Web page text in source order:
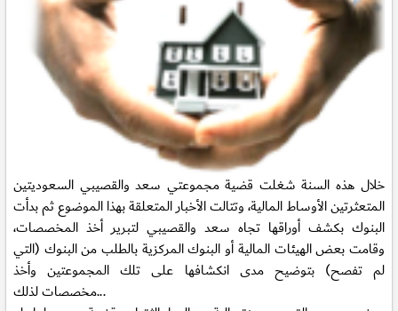
خلال هذه السنة شغلت قضية مجموعتي سعد والقصيبي السعوديتين
المتعثرتين الأوساط المالية، وتتالت الأخبار المتعلقة بهذا الموضوع ثم بدأت
البنوك بكشف أوراقها تجاه سعد والقصيبي لتبرير أخذ المخصصات،
وقامت بعض الهيئات المالية أو البنوك المركزية بالطلب من البنوك (التي
لم تفصح) بتوضيح مدى انكشافها على تلك المجموعتين وأخذ
مخصصات لذلك...